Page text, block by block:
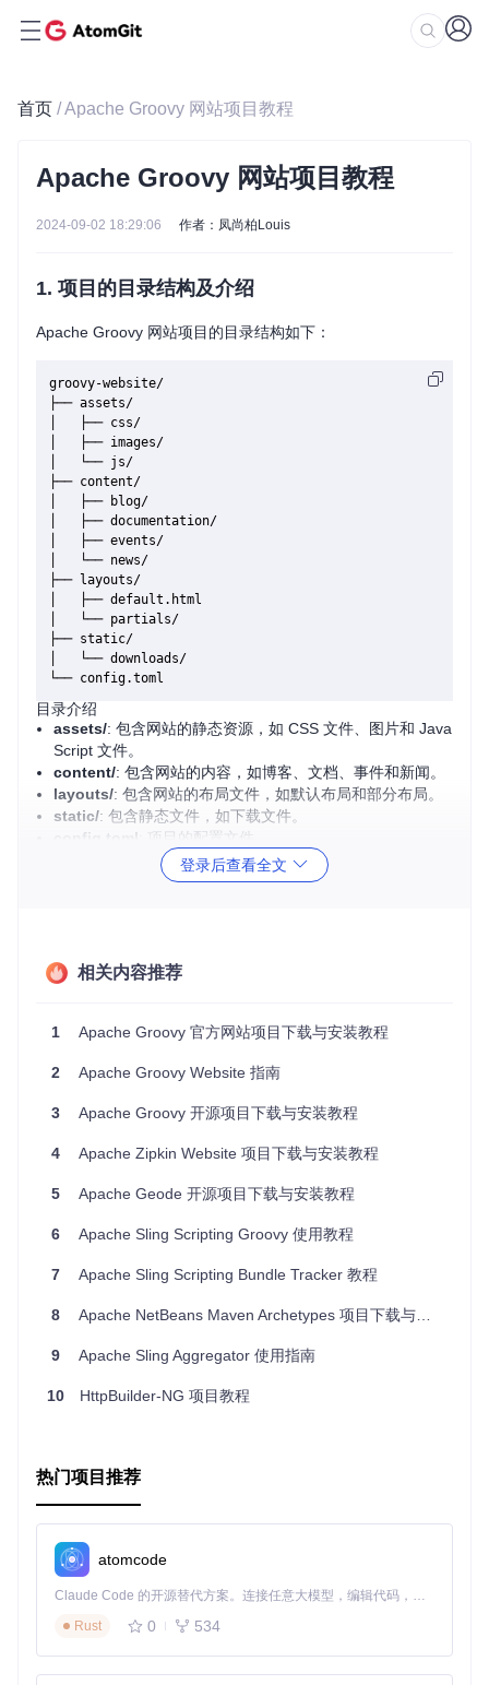
首页 / Apache Groovy 网站项目教程
Apache Groovy 网站项目教程
2024-09-02 18:29:06 作者：凤尚柏Louis
1. 项目的目录结构及介绍
Apache Groovy 网站项目的目录结构如下：
groovy-website/
├── assets/
│   ├── css/
│   ├── images/
│   └── js/
├── content/
│   ├── blog/
│   ├── documentation/
│   ├── events/
│   └── news/
├── layouts/
│   ├── default.html
│   └── partials/
├── static/
│   └── downloads/
目录介绍
assets/: 包含网站的静态资源，如 CSS 文件、图片和 Java
Script 文件。
content/: 包含网站的内容，如博客、文档、事件和新闻。
layouts/: 包含网站的布局文件，如默认布局和部分布局。
static/: 包含静态文件，如下载文件。
config.toml : 项目的配置文件。
2. 项目的启动文件介绍
具完成，例如使用hugo
信息，如网站标题、描述、语言等。以下是一个示例配置：
languageCode = "en-us"
=
"Apache Groovy"
theme
"groovy"
[params]
description
=
"Apache Groovy: A powerful, dynamic
baseURL: 网站的基本 URL。
title: 网站的标题。
params: 包含其他参数，如描述和作者信息。
登录后查看全文
相关内容推荐
1 Apache Groovy 官方网站项目下载与安装教程
2 Apache Groovy Website 指南
3 Apache Groovy 开源项目下载与安装教程
4 Apache Zipkin Website 项目下载与安装教程
5 Apache Geode 开源项目下载与安装教程
6 Apache Sling Scripting Groovy 使用教程
7 Apache Sling Scripting Bundle Tracker 教程
8 Apache NetBeans Maven Archetypes 项目下载与安装教程
9 Apache Sling Aggregator 使用指南
10 HttpBuilder-NG 项目教程
热门项目推荐
atomcode
Claude Code 的开源替代方案。连接任意大模型，编辑代码，运行命令，自动验证 — 全自动执行。用 Rust 构建，极致性能。 ｜ An open-source alternative to Claude Code. Connect any LLM, edit code, run commands, and verify changes — autonomously. Built in Rust for speed. Get Started
Rust
0 534